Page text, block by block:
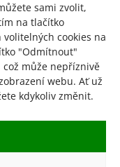
sami zvolit,
na tlačítko
cookies na
"Odmítnout"
což může nepříznivě
webu. Ať už
kdykoliv změnit.
cookies